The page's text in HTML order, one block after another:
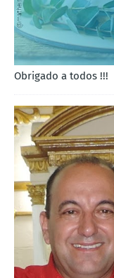
Obrigado a todos !!!